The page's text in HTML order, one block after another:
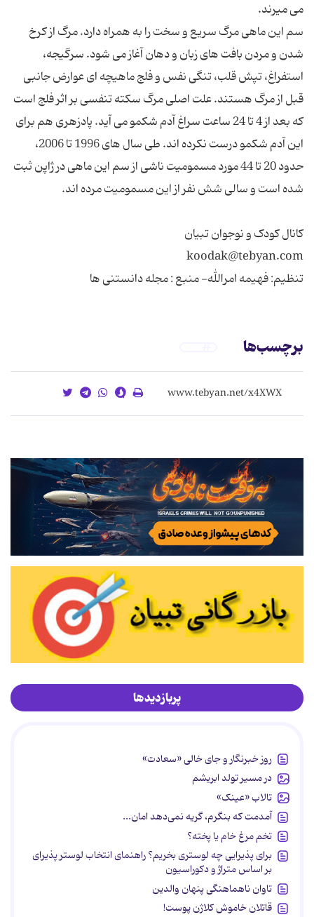
سم این ماهی مرگ سریع و سخت را به همراه دارد. مرگ از کرخ
شدن و مردن بافت های زبان و دهان آغاز می شود. سرگیجه،
استفراغ، تپش قلب، تنگی نفس و فلج ماهیچه ای عوارض جانبی
قبل از مرگ هستند. علت اصلی مرگ سکته تنفسی بر اثر فلج است
که بعد از 4 تا 24 ساعت سراغ آدم شکمو می آید. پادزهری هم برای
این آدم شکمو درست نکرده اند. طی سال های 1996 تا 2006،
حدود 20 تا 44 مورد مسمومیت ناشی از سم این ماهی در ژاپن ثبت
تنظیم: فهیمه امرالله- منبع : مجله دانستنی ها
برچسب‌ها
پربازدیدها
روز خبرنگار و جای خالی «سعادت»
در مسیر تولد ابریشم
تالاب «عینک»
آمدمت که بنگرم، گریه نمی‌دهد امان...
تخم مرغ خام یا پخته؟
برای پذیرایی چه لوستری بخریم؟ راهنمای انتخاب لوستر پذیرای
بر اساس متراژ و دکوراسیون
تاوان ناهماهنگی پنهان والدین
قاتلان خاموش کلاژن پوست!